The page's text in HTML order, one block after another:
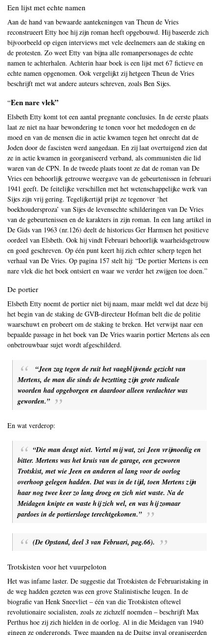
Een lijst met echte namen
Aan de hand van bewaarde aantekeningen van Theun de Vries
reconstrueert Etty hoe hij zijn roman heeft opgebouwd. Hij baseerde zich
bijvoorbeeld op eigen interviews met vele deelnemers aan de staking en
de protesten. Zo weet Etty van bijna alle romanpersonages de echte
namen te achterhalen. Achterin haar boek is een lijst met 67 fictieve en
echte namen opgenomen. Ook vergelijkt zij hetgeen Theun de Vries
beschrijft met wat andere auteurs schreven, zoals Ben Sijes.
“Een nare vlek”
Elsbeth Etty komt tot een aantal pregnante conclusies. In de eerste plaats
laat ze niet na haar bewondering te tonen voor het mededogen en de
moed en van de mensen die in actie kwamen tegen het onrecht dat de
Joden door de fascisten werd aangedaan. En zij laat overtuigend zien dat
ze in actie kwamen in georganiseerd verband, als communisten die lid
waren van de CPN. In de tweede plaats toont ze dat de roman van De
Vries een behoorlijk getrouwe weergave van de gebeurtenissen in februari
1941 geeft. De feitelijke verschillen met het wetenschappelijke werk van
Sijes zijn vrij gering. Tegelijkertijd prijst ze tegenover ‘het
boekhoudersproza’ van Sijes de levensechte schilderingen van De Vries
van de gebeurtenissen en de karakters in zijn roman. In een lang artikel in
De Gids van 1963 (nr.126) deelt de historicus Ger Harmsen het positieve
oordeel van Elsbeth. Ook hij vindt Februari behoorlijk waarheidsgetrouw
en goed geschreven. Op één punt keert hij zich echter scherp tegen het
verhaal van De Vries. Op pagina 157 stelt hij: “De portier Mertens is een
nare vlek die het boek ontsiert en waar we verder het zwijgen toe doen.”
De portier
Elsbeth Etty noemt de portier niet bij naam, maar meldt wel dat deze bij
het begin van de staking de GVB-directeur Hofman belt die de politie
waarschuwt en probeert om de staking te breken. Het verwijst naar een
bepaalde passage in het boek van De Vries waarin portier Mertens als een
onbetrouwbaar sujet wordt afgeschilderd.
“Jeen zag tegen de ruit het vaagblijvende gezicht van
Mertens, de man die sinds de bezetting zijn grote radicale
woorden had opgeborgen en daardoor alleen verdachter was
geworden.”
En wat verderop:
“Die man deugt niet. Vertel mij wat, zei Jeen vrijmoedig en
bitter. Mertens was het kruis van de garage, een gezworen
Trotskist, met wie Jeen en anderen al lang voor de oorlog
overhoop gelegen hadden. Dat was in de tijd, toen Mertens zijn
haar nog twee keer zo lang droeg en zich niet waste. Na de
Meidagen knipte en waste hij zich wel, en was hij zomaar
pardoes in de portiersloge terechtgekomen.”
(De Opstand, deel 3 van Februari, pag.66).
Trotskisten voor het vuurpeloton
Het was infame laster. De suggestie dat Trotskisten de Februaristaking in
de weg hadden gezeten was een grove Stalinistische leugen. In de
biografie van Henk Sneevliet – één van die Trotskisten oftewel
revolutionaire socialisten, zoals ze zichzelf noemden – beschrijft Max
Perthus hoe zij zich hielden in de oorlog. Al in die Meidagen van 1940
gingen ze ondergronds. Twee maanden na de Duitse inval organiseerden